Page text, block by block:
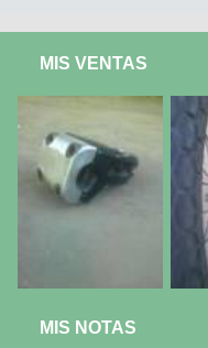
MIS VENTAS
MIS NOTAS